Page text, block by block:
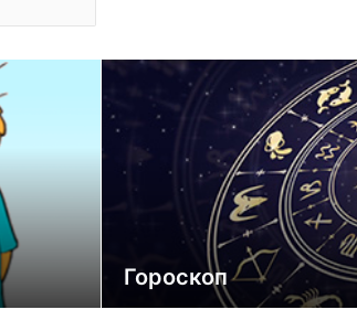
Гороскоп